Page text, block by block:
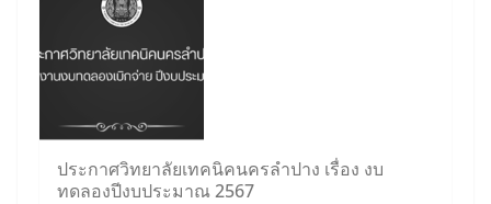
ประกาศวิทยาลัยเทคนิคนครลำปาง เรื่อง งบ
ทดลองปีงบประมาณ 2567